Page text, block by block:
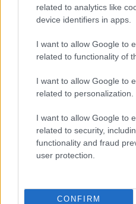
related to analytics like
device identifiers in apps.
I want to allow Google to
related to functionality of
I want to allow Google to
related to personalization.
I want to allow Google to
related to security,
functionality and fraud
user protection.
CONFIRM
Gravidanza a rischio:
documenti e segnali